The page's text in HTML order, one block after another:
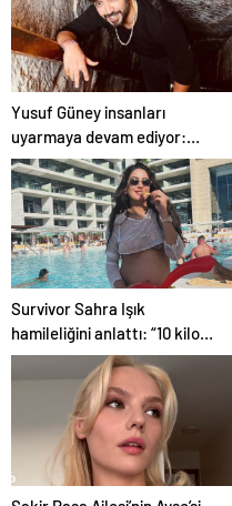
Yusuf Güney insanları
uyarmaya devam ediyor:
“Uzaylılar bizi ciddiye almıyor”
Survivor Sahra Işık
hamileliğini anlattı: “10 kilo
aldım”